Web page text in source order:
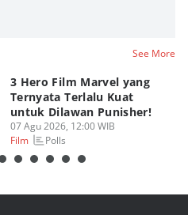
See More
3 Hero Film Marvel yang
Ternyata Terlalu Kuat
untuk Dilawan Punisher!
07 Agu 2026, 12:00 WIB
Film
Polls